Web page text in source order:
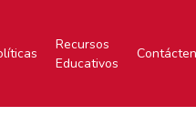
Recursos
Educativos